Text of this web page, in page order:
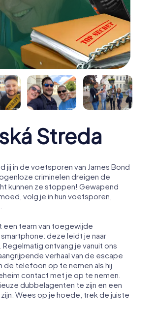
Streda
jij in de voetsporen van James Bond
criminelen dreigen de
kunnen ze stoppen! Gewapend
volg je in hun voetsporen,
een team van toegewijde
deze leidt je naar
ontvang je vanuit ons
verhaal van de escape
de telefoon op te nemen als hij
contact met je op te nemen.
dubbelagenten te zijn en een
Wees op je hoede, trek de juiste